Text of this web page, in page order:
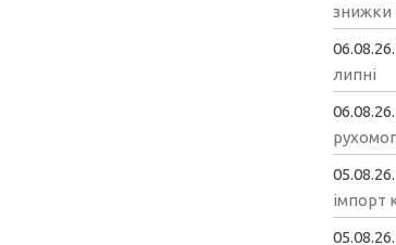
знижки
липні
імпорт